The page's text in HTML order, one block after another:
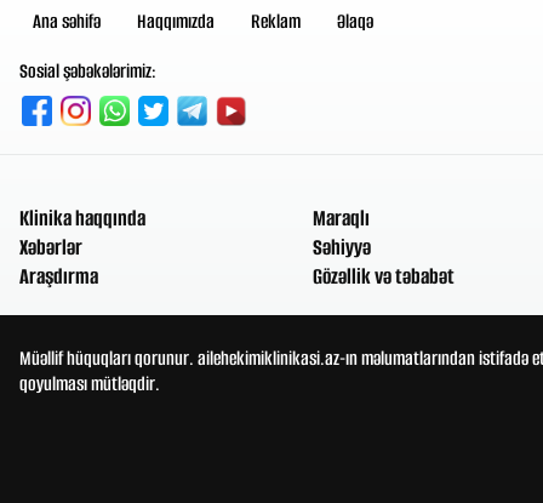
Ana səhifə Haqqımızda Reklam
Əlaqə
Sosial şəbəkələrimiz:
Klinika haqqında
Xəbərlər
Araşdırma
Maraqlı
Səhiyyə
Gözəllik və təbabət
Müəllif hüquqları qorunur. ailehekimiklinikasi.az-ın məlumatlarından
qoyulması mütləqdir.